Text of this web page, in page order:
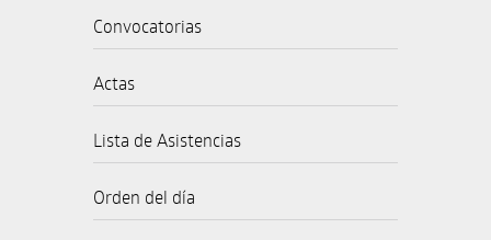
Convocatorias
Actas
Lista de Asistencias
Orden del día